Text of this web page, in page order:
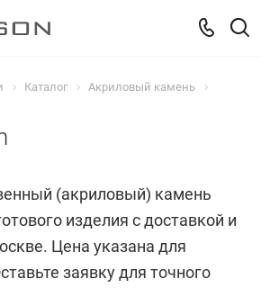
Каталог
Акриловый камень
(акриловый) камень
изделия с доставкой и
Цена указана для
заявку для точного